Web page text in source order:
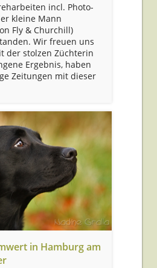
incl. Photo-
kleine Mann
Fly & Churchill)
Wir freuen uns
der stolzen Züchterin
Ergebnis, haben
Zeitungen mit dieser
in Hamburg am